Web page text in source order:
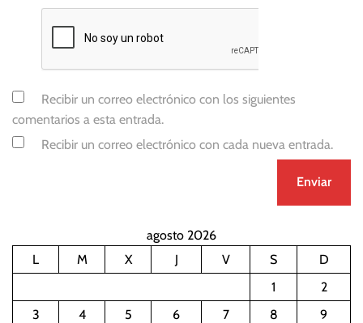
Recibir un correo electrónico con los siguientes
comentarios a esta entrada.
Recibir un correo electrónico con cada nueva entrada.
agosto 2026
L
M X J V S
D
1
2
3
4 5 6 7 8
9